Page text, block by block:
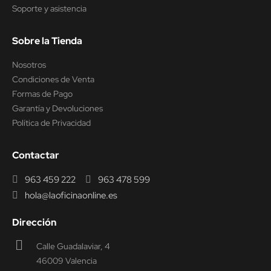
Soporte y asistencia
Sobre la Tienda
Nosotros
Condiciones de Venta
Formas de Pago
Garantía y Devoluciones
Política de Privacidad
Contactar
963 459 222
963 478 599
hola@laoficinaonline.es
Dirección
Calle Guadalaviar, 4
46009 Valencia